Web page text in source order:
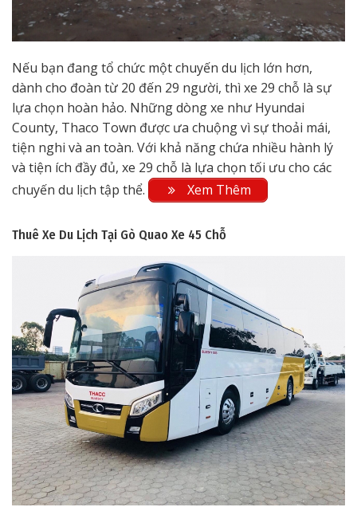
Nếu bạn đang tổ chức một chuyến du lịch lớn hơn,
dành cho đoàn từ 20 đến 29 người, thì xe 29 chỗ là sự
lựa chọn hoàn hảo. Những dòng xe như Hyundai
County, Thaco Town được ưa chuộng vì sự thoải mái,
tiện nghi và an toàn. Với khả năng chứa nhiều hành lý
và tiện ích đầy đủ, xe 29 chỗ là lựa chọn tối ưu cho các
chuyến du lịch tập thể.
Xem Thêm
Thuê Xe Du Lịch Tại Gò Quao Xe 45 Chỗ